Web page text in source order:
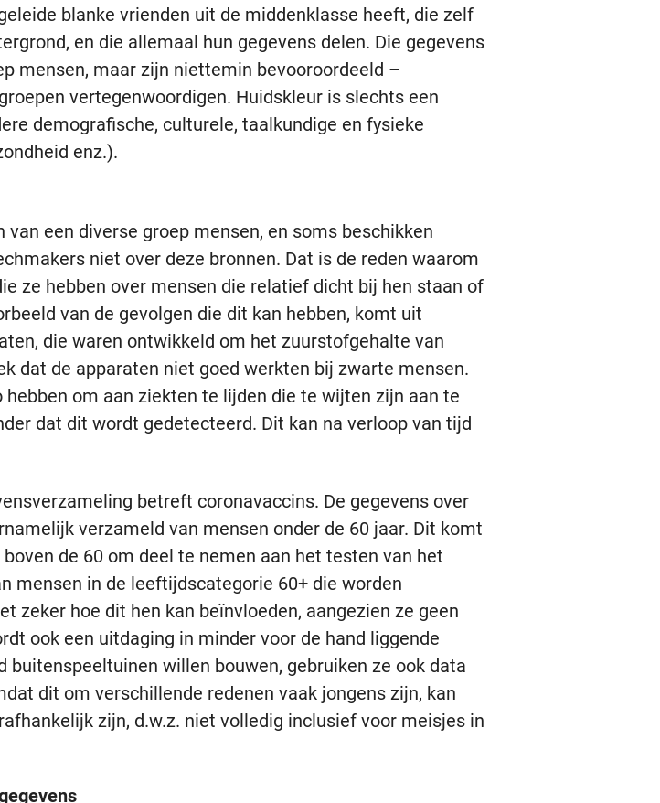
blanke vrienden uit de middenklasse heeft, die zelf
en die allemaal hun gegevens delen. Die gegevens
mensen, maar zijn niettemin bevooroordeeld –
vertegenwoordigen. Huidskleur is slechts een
demografische, culturele, taalkundige en fysieke
enz.).
een diverse groep mensen, en soms beschikken
niet over deze bronnen. Dat is de reden waarom
ze hebben over mensen die relatief dicht bij hen staan ​​of
van de gevolgen die dit kan hebben, komt uit
die waren ontwikkeld om het zuurstofgehalte van
dat de apparaten niet goed werkten bij zwarte mensen.
om aan ziekten te lijden die te wijten zijn aan te
dat dit wordt gedetecteerd. Dit kan na verloop van tijd
betreft coronavaccins. De gegevens over
verzameld van mensen onder de 60 jaar. Dit komt
de 60 om deel te nemen aan het testen van het
mensen in de leeftijdscategorie 60+ die worden
zeker hoe dit hen kan beïnvloeden, aangezien ze geen
ook een uitdaging in minder voor de hand liggende
willen bouwen, gebruiken ze ook data
dit om verschillende redenen vaak jongens zijn, kan
zijn, d.w.z. niet volledig inclusief voor meisjes in